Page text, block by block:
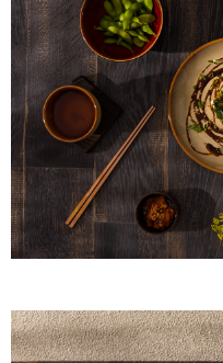
１．透過由恩沛科技股份有限公
易，需依本服務之必要範圍內提
權轉讓予恩沛科技股份有限公司。
２．關於個人資料處理事宜，請
https://aftee.tw/terms/#terms3
３．未成年的使用者請事先徵得
「AFTEE先享後付」，若未經同
４．使用「AFTEE先享後付」時
時審查核予不同之上限額度；若
請求用戶進行身份認證。
５．嚴禁一人註冊多個帳號或使
恩沛科技股份有限公司將有權停